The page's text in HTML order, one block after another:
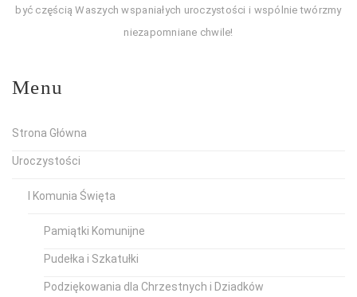
być częścią Waszych wspaniałych uroczystości i wspólnie twórzmy
niezapomniane chwile!
Menu
Strona Główna
Uroczystości
I Komunia Święta
Pamiątki Komunijne
Pudełka i Szkatułki
Podziękowania dla Chrzestnych i Dziadków